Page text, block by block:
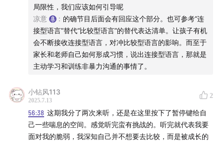
局限性，我们应该如何引导呢
凉意
: 的确节目后面会有回应这个部分。也可参考“连
接型语言”替代“比较型语言”的替代表达清单。让孩子有机
会不断接收连接型语言，对冲比较型语言的影响。而至于
家长和老师自己如何形成习惯，说出连接型语言，那就是
主动学习和训练非暴力沟通的事情了。
小钻风113
2025.7.13
2
56:38 这期我分了两次来听，还是在这里按下了暂停键给自
己一些喘息的空间。感觉听完蛮有挑战的。听完就代表我要
面对我的脆弱，我深知自己并不想要去比较，而是被成长的